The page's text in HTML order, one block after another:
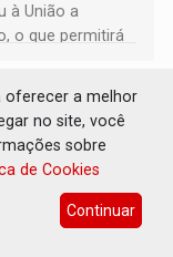
à União a
o que permitirá
oferecer a melhor
no site, você
sobre
de Cookies
Continuar